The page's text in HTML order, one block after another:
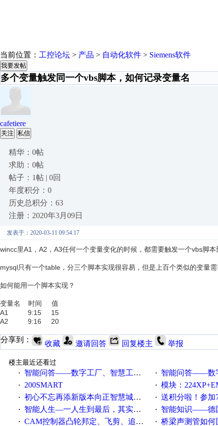
当前位置： 工控论坛 > 产品 > 自动化软件 > Siemens软件
我要发帖
多个变量触发同一个vbs脚本，如何记录变量名
cafetiere
关注 私信
精华：0帖
求助：0帖
帖子：1帖 | 0回
年度积分：0
历史总积分：63
注册：2020年3月09日
发表于：2020-03-11 09:54:17
wincc里A1，A2，A3任何一个变量变化的时候，都需要触发一个vbs脚
mysql只有一个table，分三个脚本实现很容易，但是上百个类似的变量
如何能用一个脚本实现？
变量名 时间 值
A1 9:15 15
A2 9:16 20
分享到： 收藏 邀请回答 回复楼主 举报
楼主最近还看过
·
智能问答——数字工厂、智慧工厂和智能制造三者的区别是什么？ · 智能问答——数字化工厂与
· 200SMART · 模块：
· 初心不忘再添新版本向正智慧城市云展厅3.0版亮相 · 送积分啦！参加7月6日
· 智能人生—一人生到最后，其实拼的都是人品 · 智能知识——德国工业崛起
· CAM控制器凸轮邦定、飞剪、追剪等C功能块 · 桥梁声测管如何固